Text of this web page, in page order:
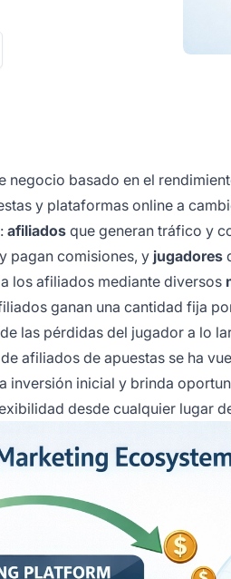
negocio basado en el
y plataformas online a
afiliados que generan tráfico y
pagan comisiones, y jugadores
los afiliados mediante diversos
ganan una cantidad fija
las pérdidas del jugador a lo
afiliados de apuestas se ha
inversión inicial y brinda
desde cualquier lugar